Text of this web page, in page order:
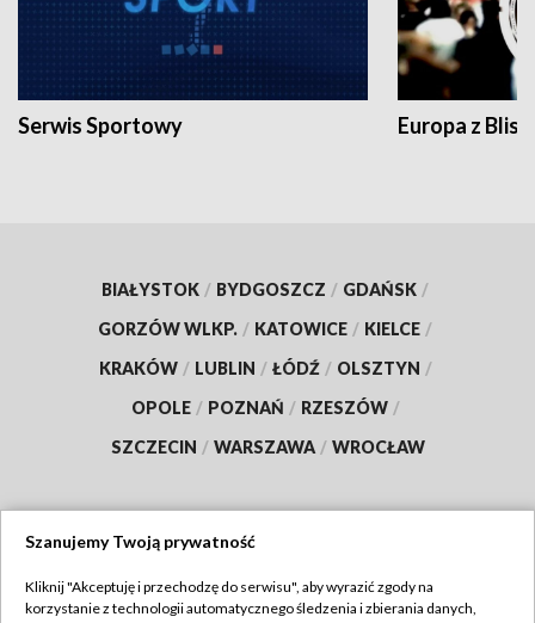
Serwis Sportowy Europa z
BIAŁYSTOK / BYDGOSZCZ / GDAŃSK /
GORZÓW WLKP. / KATOWICE / KIELCE /
KRAKÓW / LUBLIN / ŁÓDŹ / OLSZTYN /
OPOLE / POZNAŃ / RZESZÓW /
SZCZECIN / WARSZAWA / WROCŁAW
TVP
Szanujemy Twoją prywatność
Kliknij "Akceptuję i przechodzę do serwisu", aby wyrazić zgody na
korzystanie z technologii automatycznego śledzenia i zbierania danych,